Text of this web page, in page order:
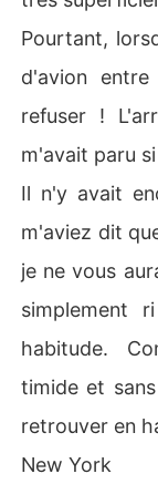
Pourtant,
d'avion
refuser !
m'avait paru
Il n'y avait
m'aviez dit
je ne vous
simplement
habitude.
timide et
retrouver en
New York